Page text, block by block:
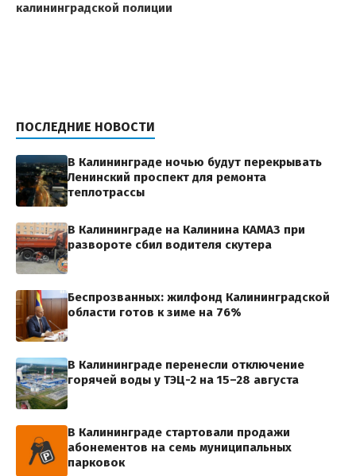
калининградской полиции
ПОСЛЕДНИЕ НОВОСТИ
В Калининграде ночью будут перекрывать
Ленинский проспект для ремонта
теплотрассы
В Калининграде на Калинина КАМАЗ при
развороте сбил водителя скутера
Беспрозванных: жилфонд Калининградской
области готов к зиме на 76%
В Калининграде перенесли отключение
горячей воды у ТЭЦ-2 на 15–28 августа
В Калининграде стартовали продажи
абонементов на семь муниципальных
парковок